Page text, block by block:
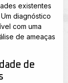
existentes
diagnóstico
com uma
de ameaças
de